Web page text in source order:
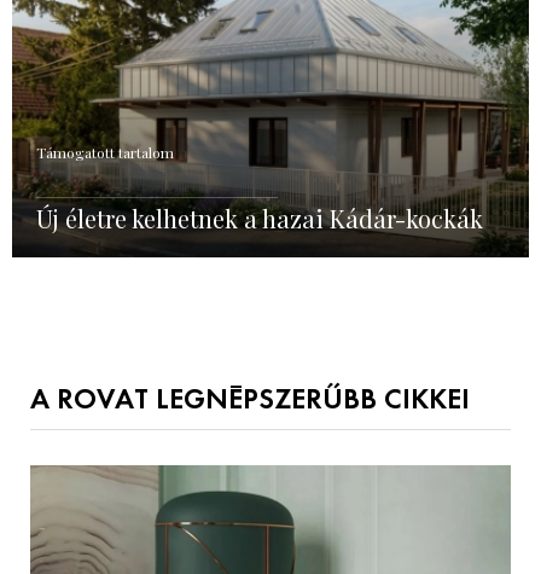
Támogatott tartalom
Új életre kelhetnek a hazai Kádár-kockák
A ROVAT LEGNÉPSZERŰBB CIKKEI